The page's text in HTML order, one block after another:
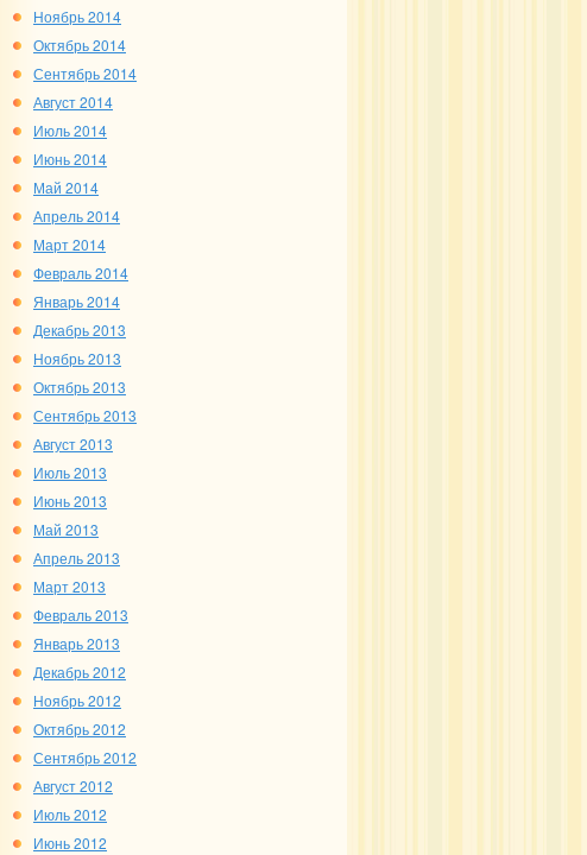
Ноябрь 2014
Октябрь 2014
Сентябрь 2014
Август 2014
Июль 2014
Июнь 2014
Май 2014
Апрель 2014
Март 2014
Февраль 2014
Январь 2014
Декабрь 2013
Ноябрь 2013
Октябрь 2013
Сентябрь 2013
Август 2013
Июль 2013
Июнь 2013
Май 2013
Апрель 2013
Март 2013
Февраль 2013
Январь 2013
Декабрь 2012
Ноябрь 2012
Октябрь 2012
Сентябрь 2012
Август 2012
Июль 2012
Июнь 2012